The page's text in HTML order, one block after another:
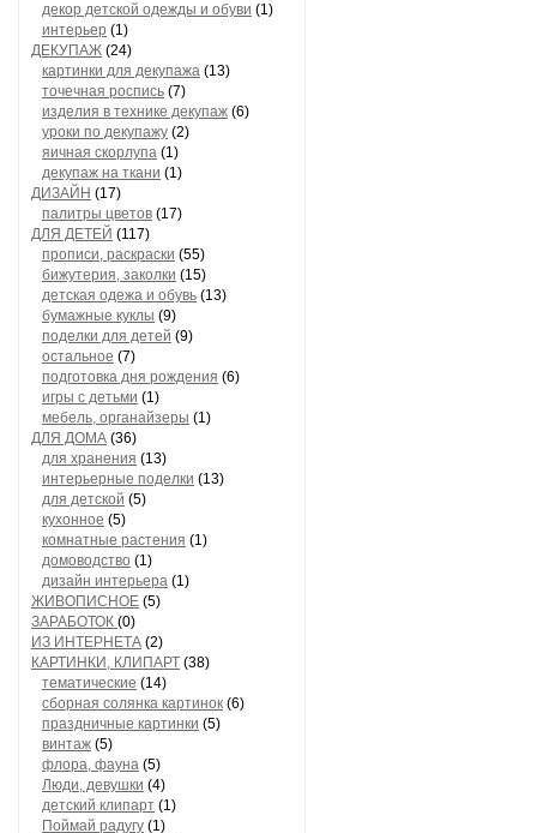
декор детской одежды и обуви (1)
интерьер (1)
ДЕКУПАЖ (24)
картинки для декупажа (13)
точечная роспись (7)
изделия в технике декупаж (6)
уроки по декупажу (2)
яичная скорлупа (1)
декупаж на ткани (1)
ДИЗАЙН (17)
палитры цветов (17)
ДЛЯ ДЕТЕЙ (117)
прописи, раскраски (55)
бижутерия, заколки (15)
детская одежа и обувь (13)
бумажные куклы (9)
поделки для детей (9)
остальное (7)
подготовка дня рождения (6)
игры с детьми (1)
мебель, органайзеры (1)
ДЛЯ ДОМА (36)
для хранения (13)
интерьерные поделки (13)
для детской (5)
кухонное (5)
комнатные растения (1)
домоводство (1)
дизайн интерьера (1)
ЖИВОПИСНОЕ (5)
ЗАРАБОТОК (0)
ИЗ ИНТЕРНЕТА (2)
КАРТИНКИ, КЛИПАРТ (38)
тематические (14)
сборная солянка картинок (6)
праздничные картинки (5)
винтаж (5)
флора, фауна (5)
Люди, девушки (4)
детский клипарт (1)
Поймай радугу (1)